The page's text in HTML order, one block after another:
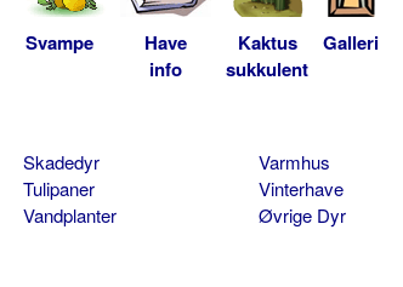
Svampe
Have
info
Kaktus
sukkulent
Galleri
Skadedyr
Tulipaner
Vandplanter
Varmhus
Vinterhave
Øvrige Dyr